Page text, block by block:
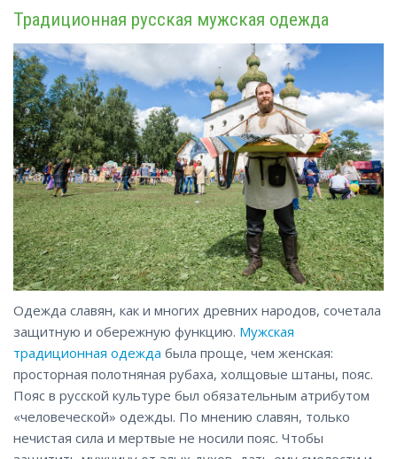
Традиционная русская мужская одежда
Одежда славян, как и многих древних народов, сочетала
защитную и обережную функцию. Мужская
традиционная одежда была проще, чем женская:
просторная полотняная рубаха, холщовые штаны, пояс.
Пояс в русской культуре был обязательным атрибутом
«человеческой» одежды. По мнению славян, только
нечистая сила и мертвые не носили пояс. Чтобы